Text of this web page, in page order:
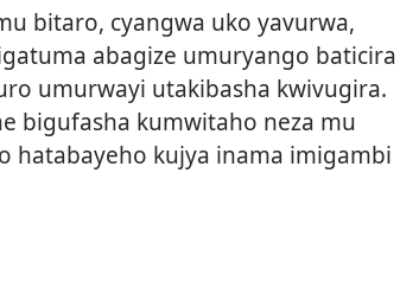
bitaro, cyangwa uko yavurwa,
abagize umuryango baticira
umurwayi utakibasha kwivugira.
bigufasha kumwitaho neza mu
hatabayeho kujya inama imigambi